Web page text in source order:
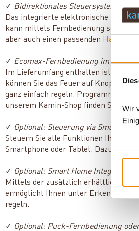
Wir
✓ Bidirektionales Steuersystem GV60
Das integrierte elektronische Zünd-
kann mittels Fernbedienung sowie
aber auch einen passenden
✓ Ecomax-Fernbedienung im
Im Lieferumfang enthalten ist die
können Sie das Feuer auf
ganz einfach regeln. Programmieren
unserem Kamin-Shop finden Sie
✓ Optional: Steuerung via
Steuern Sie alle Funktionen Ihres
Smartphone oder Tablet. Dazu
✓ Optional: Smart Home Integration
Mittels der zusätzlich erhältlichen
ermöglicht Ihnen unter Erkennung
regeln.
✓ Optional: Puck-Fernbedienung